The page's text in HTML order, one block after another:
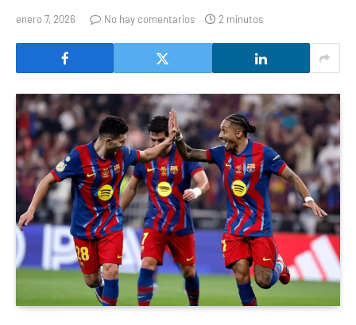
enero 7, 2026 No hay comentarios 2 minutos